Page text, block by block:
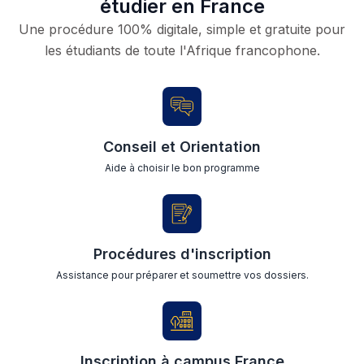
étudier en France
Une procédure 100% digitale, simple et gratuite pour
les étudiants de toute l'Afrique francophone.
Conseil et Orientation
Aide à choisir le bon programme
Procédures d'inscription
Assistance pour préparer et soumettre vos dossiers.